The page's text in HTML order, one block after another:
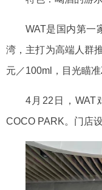
WAT是国内第一
湾，主打为高端人群
元／100ml，目光瞄准
4月22日，WAT
COCO PARK。 门店